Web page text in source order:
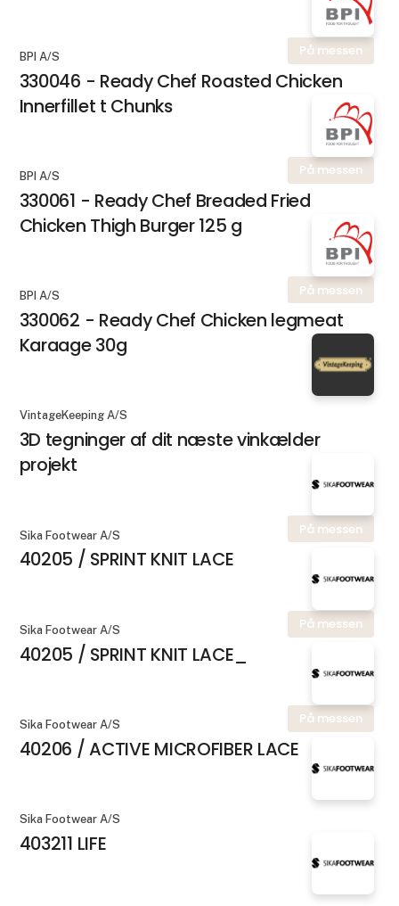
På messen
BPI A/S
330046 - Ready Chef Roasted Chicken
Innerfillet t Chunks
På messen
BPI A/S
330061 - Ready Chef Breaded Fried
Chicken Thigh Burger 125 g
På messen
BPI A/S
330062 - Ready Chef Chicken legmeat
Karaage 30g
VintageKeeping A/S
3D tegninger af dit næste vinkælder
projekt
På messen
Sika Footwear A/S
40205 / SPRINT KNIT LACE
På messen
Sika Footwear A/S
40205 / SPRINT KNIT LACE_
På messen
Sika Footwear A/S
40206 / ACTIVE MICROFIBER LACE
Sika Footwear A/S
403211 LIFE